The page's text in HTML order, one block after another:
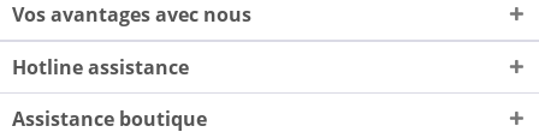
Vos avantages avec nous
Hotline assistance
Assistance boutique